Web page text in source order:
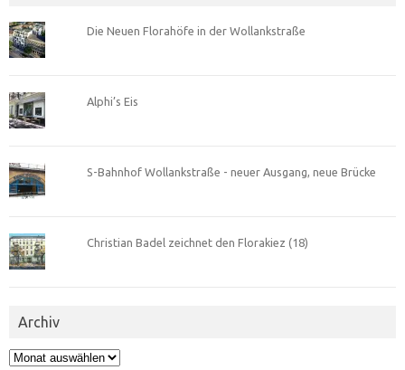
Die Neuen Florahöfe in der Wollankstraße
Alphi’s Eis
S-Bahnhof Wollankstraße - neuer Ausgang, neue Brücke
Christian Badel zeichnet den Florakiez (18)
Archiv
Archiv